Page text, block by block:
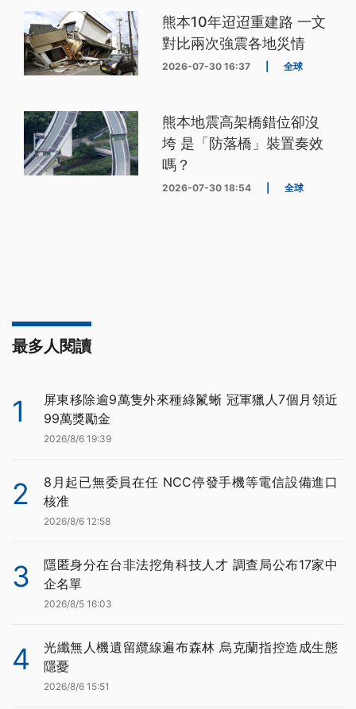
熊本10年迢迢重建路 一文
對比兩次強震各地災情
2026-07-30 16:37 全球
熊本地震高架橋錯位卻沒
垮 是「防落橋」裝置奏效
嗎？
2026-07-30 18:54 全球
最多人閱讀
1
屏東移除逾9萬隻外來種綠鬣蜥 冠軍獵人7個月領近
99萬獎勵金
2026/8/6 19:39
2
8月起已無委員在任 NCC停發手機等電信設備進口
核准
2026/8/6 12:58
3
隱匿身分在台非法挖角科技人才 調查局公布17家中
企名單
2026/8/5 16:03
4
光纖無人機遺留纜線遍布森林 烏克蘭指控造成生態
隱憂
2026/8/6 15:51